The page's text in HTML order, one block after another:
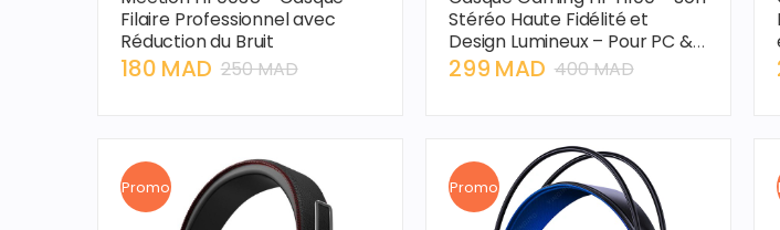
Filaire Professionnel avec
Réduction du Bruit
180 MAD 250 MAD
Stéréo Haute Fidélité et
Design Lumineux – Pour PC &
Laptop.
299 MAD 400 MAD
Promo Promo